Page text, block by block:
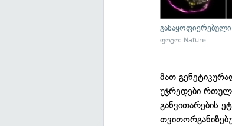
ფოტო: Nature
მათ
უჯრედები რთულ
განვითარების